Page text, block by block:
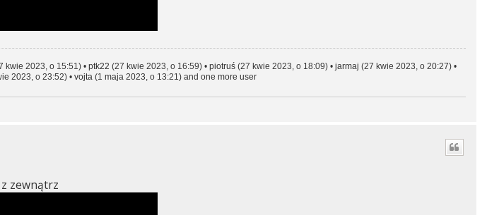
kwie 2023, o 15:51) • ptk22 (27 kwie 2023, o 16:59) • piotruś(27 kwie 2023, o 18:09) • jarmaj (27 kwie 2023, o 20:27) •
2023, o 23:52) • vojta(1 maja 2023, o 13:21) and one more user
zewnątrz